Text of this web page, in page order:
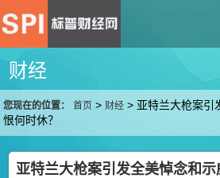
财经
您现在的位置： 首页 > 财经 > 亚特兰大枪案引
恨何时休？
亚特兰大枪案引发全美悼念和